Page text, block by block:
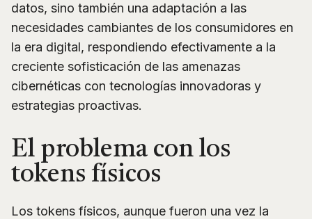
datos, sino también una adaptación a las
necesidades cambiantes de los consumidores en
la era digital, respondiendo efectivamente a la
creciente sofisticación de las amenazas
cibernéticas con tecnologías innovadoras y
estrategias proactivas.
El problema con los
tokens físicos
Los tokens físicos, aunque fueron una vez la